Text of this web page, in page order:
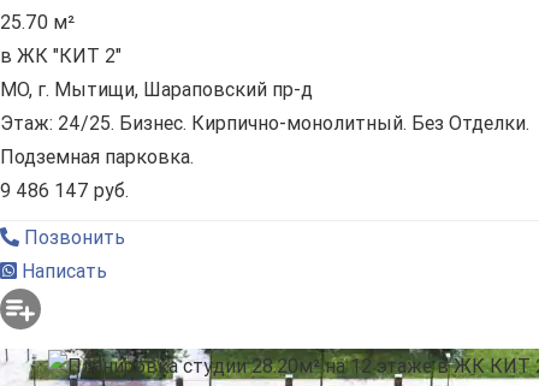
25.70 м²
в ЖК "КИТ 2"
МО, г. Мытищи, Шараповский пр-д
Этаж: 24/25. Бизнес. Кирпично-монолитный. Без Отделки.
Подземная парковка.
9 486 147 руб.
Позвонить
Написать